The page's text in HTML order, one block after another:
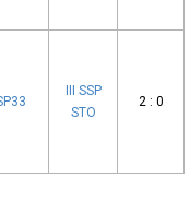
III SSP
STO
2 : 0